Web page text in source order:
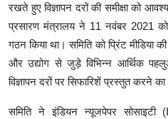
रखते हुए विज्ञापन दरों की समीक्षा को
प्रसारण मंत्रालय ने 11 नवंबर 2021
गठन किया था। समिति को प्रिंट मीडिया
और उद्योग से जुड़े विभिन्न आर्थिक
विज्ञापन दरों पर सिफारिशें प्रस्तुत करने का
समिति ने इंडियन न्यूजपेपर सोसाइटी